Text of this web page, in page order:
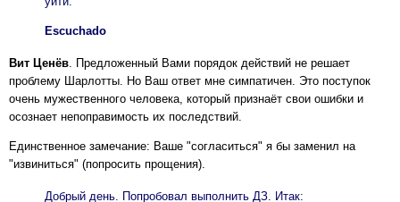
Escuchado
Вит Ценёв . Предложенный Вами порядок действий не решает
проблему Шарлотты. Но Ваш ответ мне симпатичен. Это поступок
очень мужественного человека, который признаёт свои ошибки и
осознает непоправимость их последствий.
Единственное замечание: Ваше "согласиться" я бы заменил на
"извиниться" (попросить прощения).
Добрый день. Попробовал выполнить ДЗ. Итак: